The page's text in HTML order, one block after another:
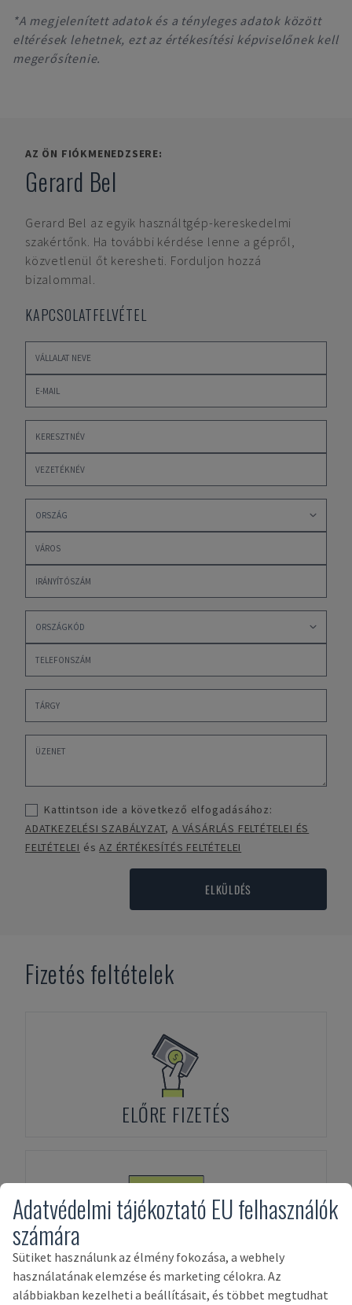
*A megjelenített adatok és a tényleges adatok között
eltérések lehetnek, ezt az értékesítési képviselőnek kell
megerősítenie.
AZ ÖN FIÓKMENEDZSERE:
Gerard Bel
Gerard Bel az egyik használtgép-kereskedelmi
szakértőnk. Ha további kérdése lenne a gépről,
közvetlenül őt keresheti. Forduljon hozzá
bizalommal.
KAPCSOLATFELVÉTEL
Kattintson ide a következő elfogadásához:
ADATKEZELÉSI SZABÁLYZAT,A VÁSÁRLÁS FELTÉTELEI ÉS
FELTÉTELEI ésAZ ÉRTÉKESÍTÉS FELTÉTELEI
ELKÜLDÉS
Fizetés feltételek
ELŐRE FIZETÉS
ESZKÖZFINANSZÍROZÁS
Adatvédelmi tájékoztató EU felhasználók
számára
Sütiket használunk az élmény fokozása, a webhely
használatának elemzése és marketing célokra. Az
alábbiakban kezelheti a beállításait, és többet megtudhat